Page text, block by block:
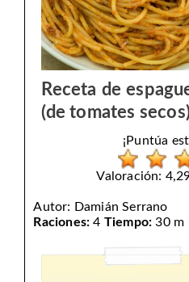
Receta de
(de tomates
¡Puntúa
Valoración:
Autor: Damián Serrano
Raciones: 4 Tiempo: 30 m